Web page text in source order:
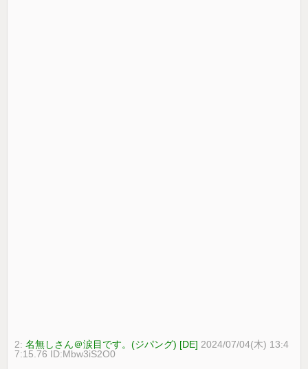
2:名無しさん＠涙目です。(ジパング) [DE] 2024/07/04(木) 13:4
7:15.76 ID:Mbw3iS2O0